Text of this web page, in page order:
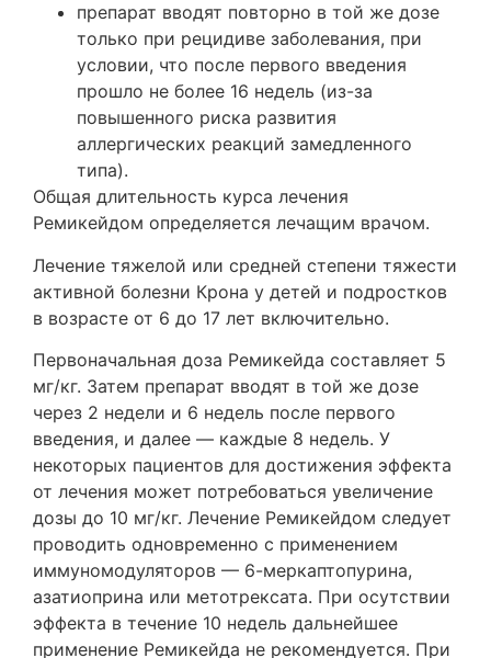
препарат вводят повторно в той же дозе
только при рецидиве заболевания, при
условии, что после первого введения
прошло не более 16 недель (из-за
повышенного риска развития
аллергических реакций замедленного
типа).
Общая длительность курса лечения
Ремикейдом определяется лечащим врачом.
Лечение тяжелой или средней степени тяжести
активной болезни Крона у детей и подростков
в возрасте от 6 до 17 лет включительно.
Первоначальная доза Ремикейда составляет 5
мг/кг. Затем препарат вводят в той же дозе
через 2 недели и 6 недель после первого
введения, и далее — каждые 8 недель. У
некоторых пациентов для достижения эффекта
от лечения может потребоваться увеличение
дозы до 10 мг/кг. Лечение Ремикейдом следует
проводить одновременно с применением
иммуномодуляторов — 6-меркаптопурина,
азатиоприна или метотрексата. При осутствии
эффекта в течение 10 недель дальнейшее
применение Ремикейда не рекомендуется. При